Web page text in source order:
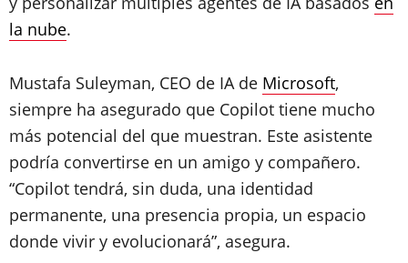
la nube.
Mustafa Suleyman, CEO de IA de Microsoft,
siempre ha asegurado que Copilot tiene mucho
más potencial del que muestran. Este asistente
podría convertirse en un amigo y compañero.
“Copilot tendrá, sin duda, una identidad
permanente, una presencia propia, un espacio
donde vivir y evolucionará”, asegura.